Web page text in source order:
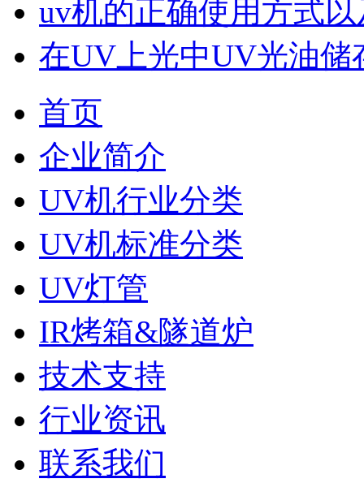
uv机的正确使用方式
在UV上光中UV光油储
首页
企业简介
UV机行业分类
UV机标准分类
UV灯管
IR烤箱&隧道炉
技术支持
行业资讯
联系我们